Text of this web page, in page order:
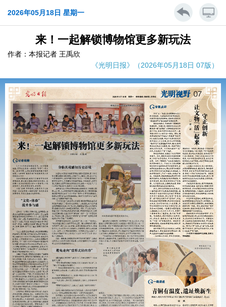
2026年05月18日 星期一
来！一起解锁博物馆更多新玩法
作者：本报记者 王禹欣
《光明日报》（2026年05月18日 07版）